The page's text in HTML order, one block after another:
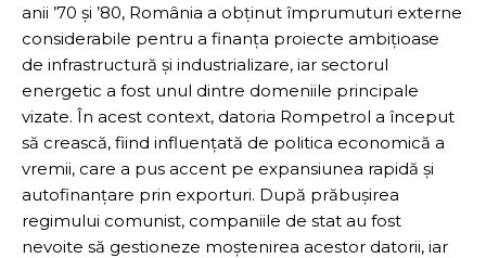
anii ’70 și ’80, România a obținut împrumuturi externe
considerabile pentru a finanța proiecte ambițioase
de infrastructură și industrializare, iar sectorul
energetic a fost unul dintre domeniile principale
vizate. În acest context, datoria Rompetrol a început
să crească, fiind influențată de politica economică a
vremii, care a pus accent pe expansiunea rapidă și
autofinanțare prin exporturi. După prăbușirea
regimului comunist, companiile de stat au fost
nevoite să gestioneze moștenirea acestor datorii, iar